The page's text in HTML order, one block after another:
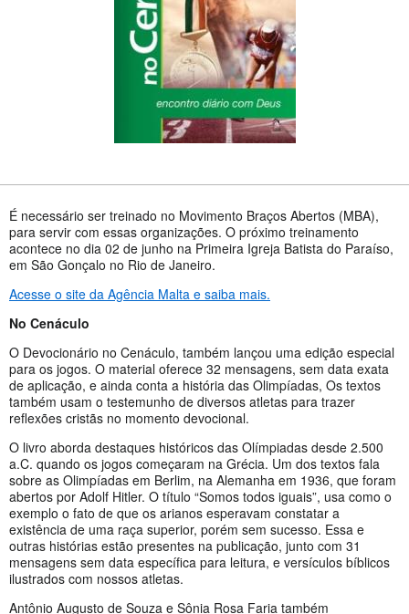
É necessário ser treinado no Movimento Braços Abertos (MBA),
para servir com essas organizações. O próximo treinamento
acontece no dia 02 de junho na Primeira Igreja Batista do Paraíso,
em São Gonçalo no Rio de Janeiro.
Acesse o site da Agência Malta e saiba mais.
No Cenáculo
O Devocionário no Cenáculo, também lançou uma edição especial
para os jogos. O material oferece 32 mensagens, sem data exata
de aplicação, e ainda conta a história das Olimpíadas, Os textos
também usam o testemunho de diversos atletas para trazer
reflexões cristãs no momento devocional.
O livro aborda destaques históricos das Olímpiadas desde 2.500
a.C. quando os jogos começaram na Grécia. Um dos textos fala
sobre as Olimpíadas em Berlim, na Alemanha em 1936, que foram
abertos por Adolf Hitler. O título “Somos todos iguais”, usa como o
exemplo o fato de que os arianos esperavam constatar a
existência de uma raça superior, porém sem sucesso. Essa e
outras histórias estão presentes na publicação, junto com 31
mensagens sem data específica para leitura, e versículos bíblicos
ilustrados com nossos atletas.
Antônio Augusto de Souza e Sônia Rosa Faria também